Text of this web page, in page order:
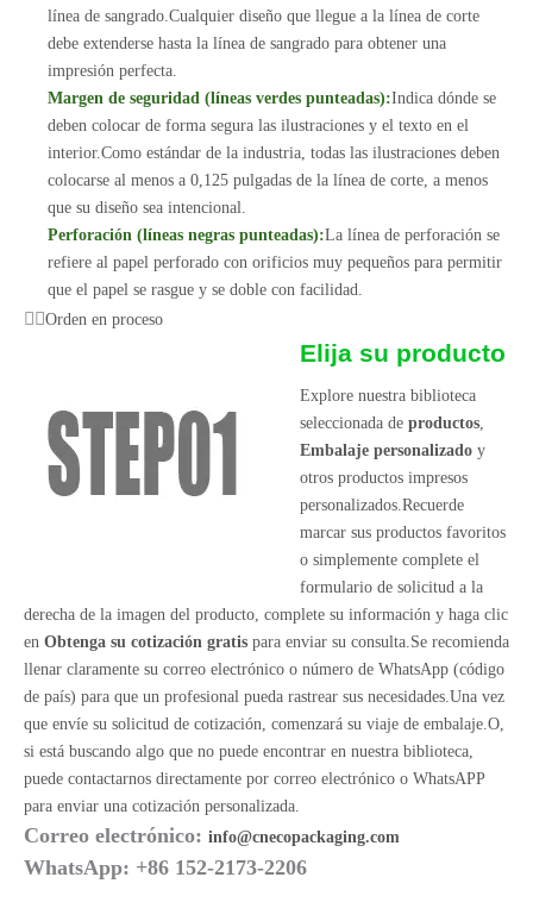
línea de sangrado.Cualquier diseño que llegue a la línea de corte
debe extenderse hasta la línea de sangrado para obtener una
impresión perfecta.
Margen de seguridad (líneas verdes punteadas):Indica dónde se
deben colocar de forma segura las ilustraciones y el texto en el
interior.Como estándar de la industria, todas las ilustraciones deben
colocarse al menos a 0,125 pulgadas de la línea de corte, a menos
que su diseño sea intencional.
Perforación (líneas negras punteadas):La línea de perforación se
refiere al papel perforado con orificios muy pequeños para permitir
que el papel se rasgue y se doble con facilidad.
Orden en proceso
Elija su producto
Explore nuestra biblioteca
seleccionada de productos,
Embalaje personalizadoy
otros productos impresos
personalizados.Recuerde
marcar sus productos favoritos
o simplemente complete el
formulario de solicitud a la
derecha de la imagen del producto, complete su información y haga clic
en Obtenga su cotización gratis para enviar su consulta.Se recomienda
llenar claramente su correo electrónico o número de WhatsApp (código
de país) para que un profesional pueda rastrear sus necesidades.Una vez
que envíe su solicitud de cotización, comenzará su viaje de embalaje.O,
si está buscando algo que no puede encontrar en nuestra biblioteca,
puede contactarnos directamente por correo electrónico o WhatsAPP
para enviar una cotización personalizada.
Correo electrónico: info@cnecopackaging.com
WhatsApp: +86 152-2173-2206